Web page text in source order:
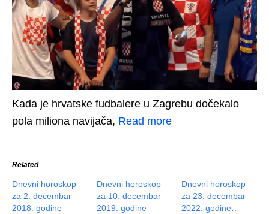
Kada je hrvatske fudbalere u Zagrebu dočekalo
pola miliona navijača, Read more
Related
Dnevni horoskop
za 2. decembar
2018. godine
Dnevni horoskop
za 10. decembar
2019. godine
Dnevni horoskop
za 23. decembar
2022. godine…